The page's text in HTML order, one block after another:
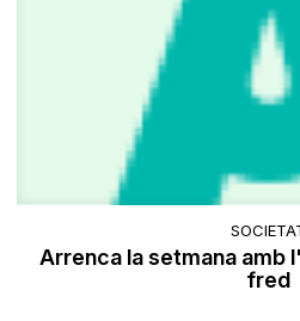
Arrenca la setmana amb
fred